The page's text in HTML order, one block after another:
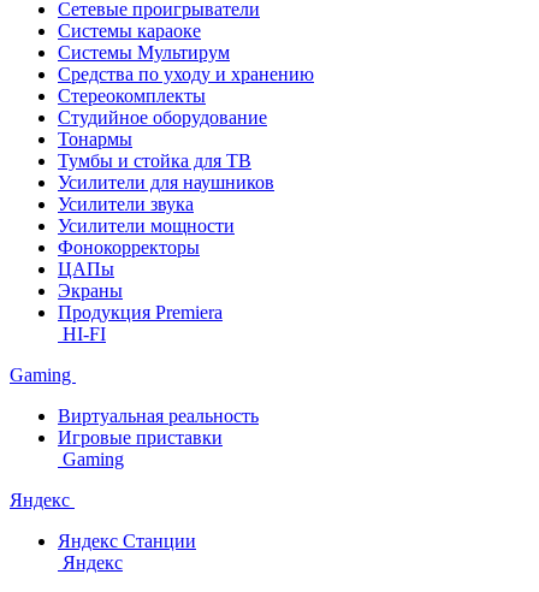
Сетевые проигрыватели
Системы караоке
Системы Мультирум
Средства по уходу и хранению
Стереокомплекты
Студийное оборудование
Тонармы
Тумбы и стойка для ТВ
Усилители для наушников
Усилители звука
Усилители мощности
Фонокорректоры
ЦАПы
Экраны
Продукция Premiera
HI-FI
Gaming
Виртуальная реальность
Игровые приставки
Gaming
Яндекс
Яндекс Станции
Яндекс